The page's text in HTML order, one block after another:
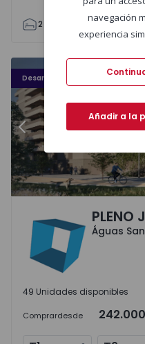
2 99 59
Desarrollo
PLENO JARDIM - 3
Anterior
Águas Santas, Porto
PLENO
Águas
49 Unidades disponibles
Comprardesde
navegación
experiencia
Añadir a la